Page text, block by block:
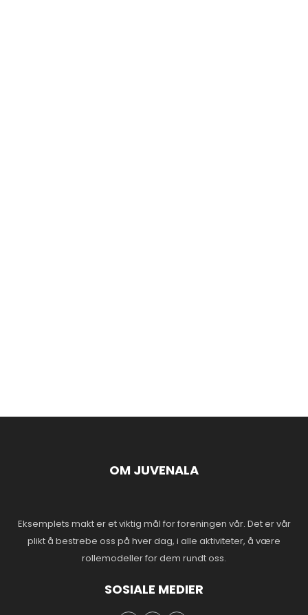
OM JUVENALA
Eksemplets makt er et viktig mål for foreningen vår. Det er vår
plikt å bestrebe oss på hver dag, i alle aktiviteter, å være
rollemodeller for dem rundt oss.
SOSIALE MEDIER